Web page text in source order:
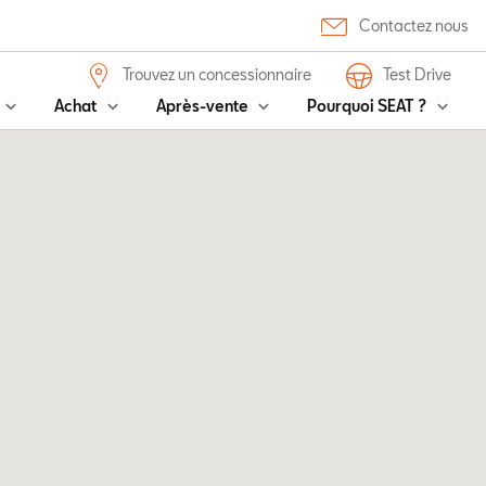
Contactez nous
Achat Après-vente Pourquoi SEAT ?
Trouvez un concessionnaire Test Drive